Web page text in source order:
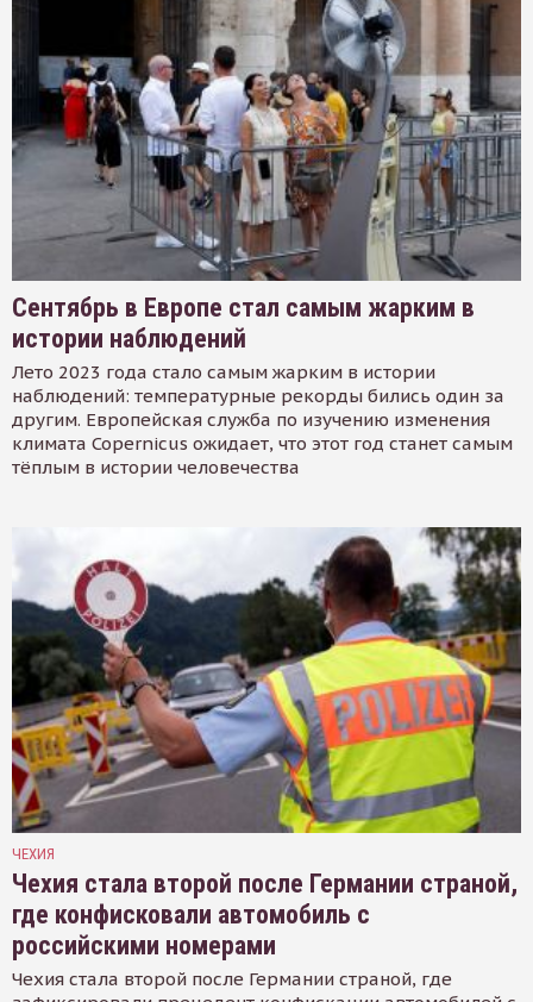
Сентябрь в Европе стал самым жарким в
истории наблюдений
Лето 2023 года стало самым жарким в истории
наблюдений: температурные рекорды бились один за
другим. Европейская служба по изучению изменения
климата Copernicus ожидает, что этот год станет самым
тёплым в истории человечества
ЧЕХИЯ
Чехия стала второй после Германии страной,
где конфисковали автомобиль с
российскими номерами
Чехия стала второй после Германии страной, где